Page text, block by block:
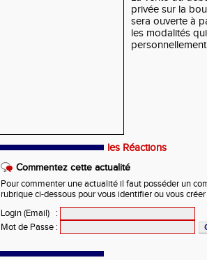
privée sur la
sera ouverte à
les modalités
les Réactions
Commentez cette actualité
Pour commenter une actualité il faut posséder un
rubrique ci-dessous pour vous identifier ou vous
Login (Email)
:
Mot de Passe :